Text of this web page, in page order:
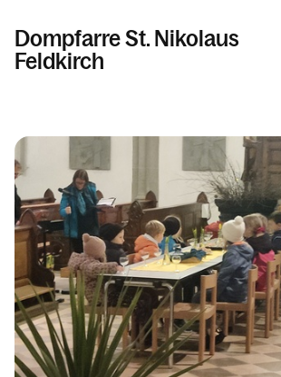
Dompfarre St. Nikolaus
Feldkirch
Kalender
Personen
Kontakt